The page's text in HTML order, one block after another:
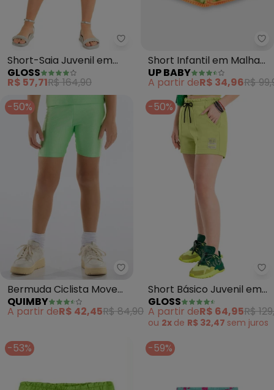
Gloss - Short-Saia Juvenil em
Short-Saia Juvenil em
Tecido (Verde)
GLOSS
R$ 57,71R$ 164,90
Short Infantil em Malha
Uv Fps+50 (Verde)
UP BABY
A partir deR$ 34,96R$
-50%
Quimby - Bermuda Ciclista
Bermuda Ciclista Move
Menina (Verde)
QUIMBY
A partir deR$ 42,45R$ 84,90
-50%
Short Básico Juvenil em
Moletom (Verde)
GLOSS
A partir deR$ 64,95R$
ou 2x de R$ 32,47 sem juros
-53% -59%